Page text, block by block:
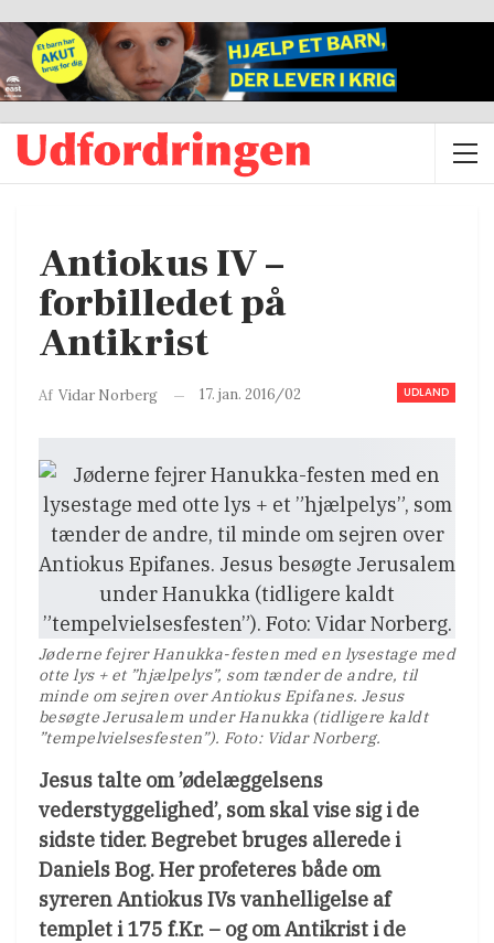
Antiokus IV –
forbilledet på
Antikrist
UDLAND
Af Vidar Norberg 17. jan. 2016/02
Jøderne fejrer Hanukka-festen med en lysestage med
otte lys + et ”hjælpelys”, som tænder de andre, til
minde om sejren over Antiokus Epifanes. Jesus
besøgte Jerusalem under Hanukka (tidligere kaldt
”tempelvielsesfesten”). Foto: Vidar Norberg.
Jesus talte om ’ødelæggelsens
vederstyggelighed’, som skal vise sig i de
sidste tider. Begrebet bruges allerede i
Daniels Bog. Her profeteres både om
syreren Antiokus IVs vanhelligelse af
templet i 175 f.Kr. – og om Antikrist i de